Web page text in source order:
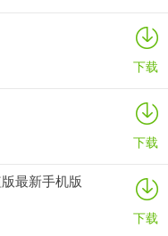
下载
下载
最新手机版
下载